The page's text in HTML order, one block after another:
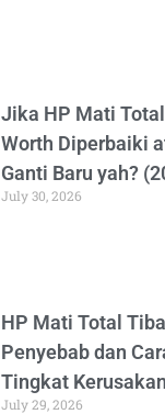
Jika HP Mati
Worth Diperbaiki
Ganti Baru yah?
July 30, 2026
HP Mati Total
Penyebab dan
Tingkat
July 29, 2026